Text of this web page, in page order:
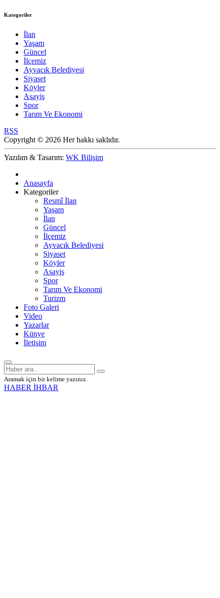
Kategoriler
İlan
Yaşam
Güncel
İlçemiz
Ayvacık Belediyesi
Siyaset
Köyler
Asayiş
Spor
Tarım Ve Ekonomi
RSS
Copyright © 2026 Her hakkı saklıdır.
Yazılım & Tasarım: WK Bilişim
Anasayfa
Kategoriler
Resmî İlan
Yaşam
İlan
Güncel
İlçemiz
Ayvacık Belediyesi
Siyaset
Köyler
Asayiş
Spor
Tarım Ve Ekonomi
Turizm
Foto Galeri
Video
Yazarlar
Künye
İletişim
Aramak için bir kelime yazınız.
HABER İHBAR